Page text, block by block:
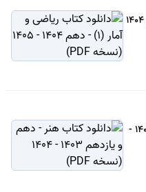
دانلود کتاب ریاضی و آمار (1) - دهم 1404
دانلود کتاب هنر - دهم و یازدهم 1403 -